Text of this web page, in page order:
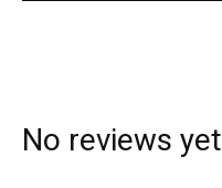
No reviews yet